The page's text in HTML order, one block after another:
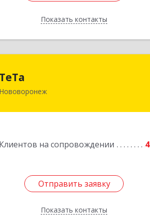
Показать контакты
Назад
ТеТа
Нововоронеж
Клиентов на сопровождении 4
Отправить заявку
Показать контакты
396 073, Нововоронеж г, а/я, дом № 30
Отправить заявку
Назад